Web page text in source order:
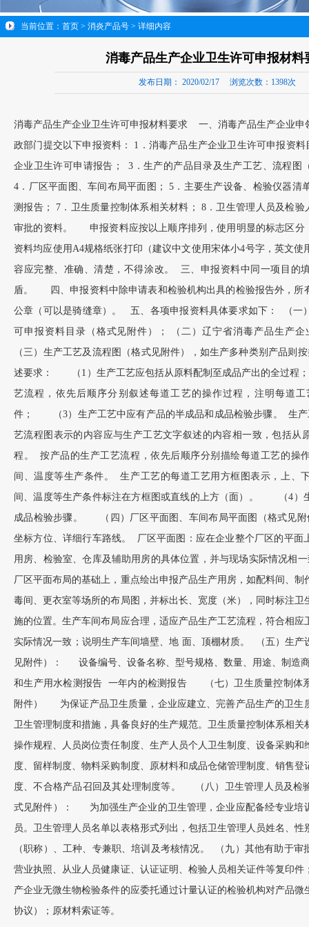
当前位置： 首页 > 消炎产品号 > 详细内容
消毒产品生产企业卫生许可申报材料
发布日期： 2020/02/17 浏览次数： 1398次
消毒产品生产企业卫生许可申报材料要求 一、消毒产品生产企业申
政部门提交以下申报资料： 1．消毒产品生产企业卫生许可申报资
企业卫生许可申请报告； 3．生产的产品目录及生产工艺、流程图
4．厂区平面图、车间布局平面图； 5．主要生产设备、检验仪器清
测报告； 7．卫生质量控制体系相关材料； 8．卫生管理人员及检验
审批的资料。 申报资料应按以上顺序排列，使用明显的标志区分
资料均应使用A4规格纸张打印（建议中文使用宋体小4号字，英文使
容应完整、准确、清楚，不得涂改。 三、申报资料中同一项目的
盾。 四、申报资料中除申请表和检验机构出具的检验报告外，所
公章（可以是骑缝章）。 五、各项申报资料具体要求如下： （一
可申报资料目录（格式见附件）； （二）辽宁省消毒产品生产
（三）生产工艺及流程图（格式见附件），如生产多种类别产品则
述要求： （1）生产工艺应包括从原料配制至成品产出的全过
艺流程，依先后顺序分别叙述每道工艺的操作过程，注明每道
件； （3）生产工艺中应有产品的半成品和成品检验步骤。 生产
艺流程图表示的内容应与生产工艺文字叙述的内容相一致，包括从
程。 按产品的生产工艺流程，依先后顺序分别描绘每道工艺的操
间、温度等生产条件。 生产工艺的每道工艺用方框图表示，上、
间、温度等生产条件标注在方框图或直线的上方（面）。 （4）
成品检验步骤。 （四）厂区平面图、车间布局平面图（格式见
坐标方位、详细行车路线。 厂区平面图：应在企业整个厂区的平面
用房、检验室、仓库及辅助用房的具体位置，并与现场实际情况相
厂区平面布局的基础上，重点绘出申报产品生产用房，如配料间、制
毒间、更衣室等场所的布局图，并标出长、宽度（米），同时标注卫
施的位置。生产车间布局应合理，适应产品生产工艺流程，符合相应
实际情况一致；说明生产车间墙壁、地 面、顶棚材质。 （五）生产
见附件）： 设备编号、设备名称、型号规格、数量、用途、制
和生产用水检测报告 一年内的检测报告 （七）卫生质量控制体
附件） 为保证产品卫生质量，企业应建立、完善产品生产的卫生
卫生管理制度和措施，具备良好的生产规范。卫生质量控制体系相关
操作规程、人员岗位责任制度、生产人员个人卫生制度、设备采购和
度、留样制度、物料采购制度、原材料和成品仓储管理制度、销售登
度、不合格产品召回及其处理制度等。 （八）卫生管理人员及检
式见附件）： 为加强生产企业的卫生管理，企业应配备经专业培
员。卫生管理人员名单以表格形式列出，包括卫生管理人员姓名、
（职称）、工种、专兼职、培训及考核情况。 （九）其他有助于审
营业执照、从业人员健康证、认证证明、检验人员相关证件等复印件
产企业无微生物检验条件的应委托通过计量认证的检验机构对产品微
协议）；原材料索证等。